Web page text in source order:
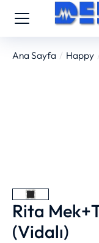
You are here:
Ana Sayfa Happy
Rita
(Vidalı)